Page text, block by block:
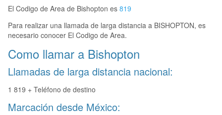
El Codigo de Area de Bishopton es 819
Para realizar una llamada de larga distancia a BISHOPTON, es
necesario conocer El Codigo de Area.
Como llamar a Bishopton
Llamadas de larga distancia nacional:
1 819 + Teléfono de destino
Marcación desde México: